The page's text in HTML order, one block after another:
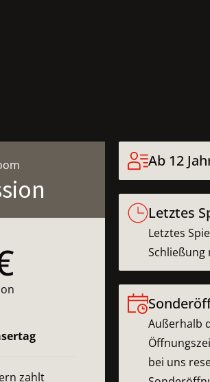
zahlt
Ab 12
Letztes
Letztes
Schließung
Außerhalb
bei uns